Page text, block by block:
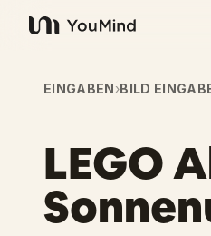
YouMind
EINGABEN›BILD
LEGO